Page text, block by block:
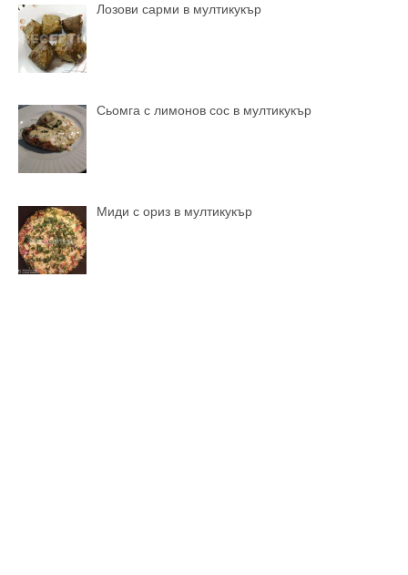
Лозови сарми в мултикукър
Сьомга с лимонов сос в мултикукър
Миди с ориз в мултикукър